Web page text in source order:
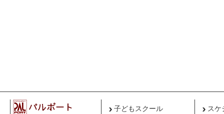
子どもスクール スケ